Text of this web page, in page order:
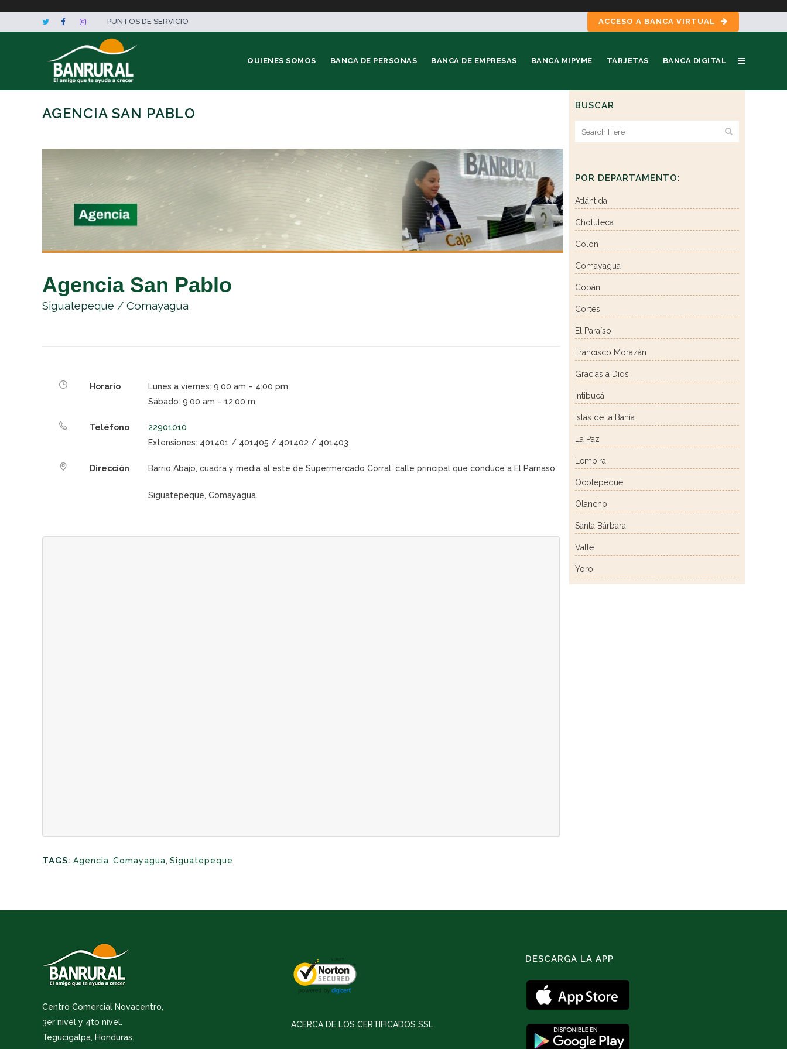
PUNTOS DE SERVICIO ACCESO A BANCA VIRTUAL
QUIENES SOMOS BANCA DE PERSONAS BANCA DE EMPRESAS BANCA MIPYME TARJETAS BANCA DIGITAL
AGENCIA SAN PABLO
Agencia San Pablo
Siguatepeque / Comayagua
Horario
Lunes a viernes: 9:00 am – 4:00 pm
Sábado: 9:00 am – 12:00 m
Teléfono
22901010
Extensiones: 401401 / 401405 / 401402 / 401403
Dirección Barrio Abajo, cuadra y media al este de Supermercado Corral, calle principal que conduce a El Parnaso.
Siguatepeque, Comayagua.
TAGS: Agencia, Comayagua, Siguatepeque
BUSCAR
POR DEPARTAMENTO:
Atlántida
Choluteca
Colón
Comayagua
Copán
Cortés
El Paraíso
Francisco Morazán
Gracias a Dios
Intibucá
Islas de la Bahía
La Paz
Lempira
Ocotepeque
Olancho
Santa Bárbara
Valle
Yoro
Centro Comercial Novacentro,
3er nivel y 4to nivel.
Tegucigalpa, Honduras.
ACERCA DE LOS CERTIFICADOS SSL
DESCARGA LA APP